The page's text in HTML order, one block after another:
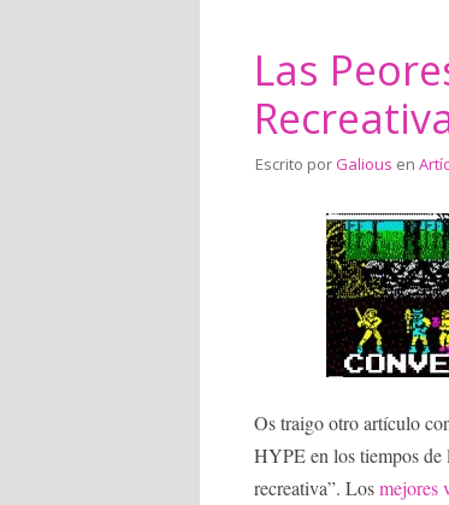
Las
Escrito por Galious en
Os traigo otro artículo
HYPE en los tiempos de
recreativa”. Losmejores